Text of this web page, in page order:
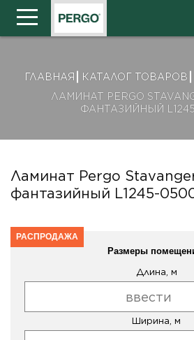
ГЛАВНАЯ КАТАЛОГ ТОВАРОВ
ЛАМИНАТ PERGO
ФАНТАЗИЙНЫЙ
Ламинат Pergo
фантазийный L1245-
РАСПРОДАЖА
Размеры
Длина, м
Ширина, м